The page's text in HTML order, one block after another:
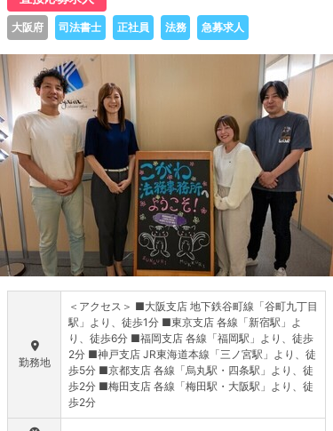
大阪府 司法書士 正社員 法務 急募求人
勤務地
＜アクセス＞ ■大阪支店 地下鉄谷町線「谷町九丁目
駅」より、徒歩1分 ■東京支店 各線「新宿駅」よ
り、徒歩6分 ■福岡支店 各線「福岡駅」より、徒歩
2分 ■神戸支店 JR東海道本線「三ノ宮駅」より、徒
歩5分 ■京都支店 各線「烏丸駅・四条駅」より、徒
歩2分 ■梅田支店 各線「梅田駅・大阪駅」より、徒
歩2分